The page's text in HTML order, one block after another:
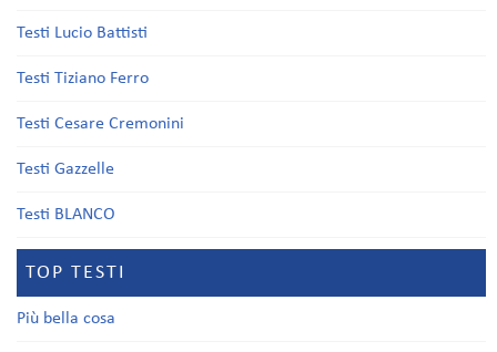
Testi Lucio Battisti
Testi Tiziano Ferro
Testi Cesare Cremonini
Testi Gazzelle
Testi BLANCO
TOP TESTI
Più bella cosa